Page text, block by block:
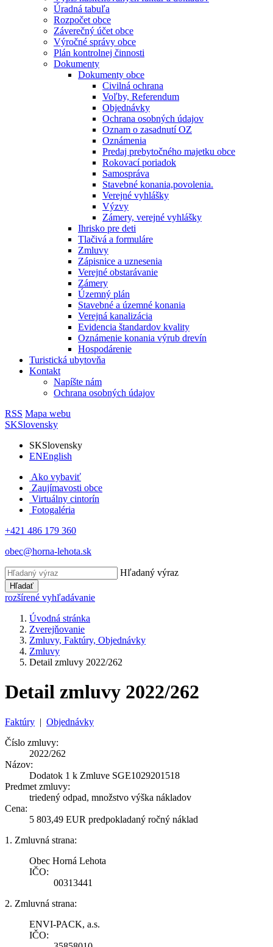
Úradná tabuľa
Rozpočet obce
Záverečný účet obce
Výročné správy obce
Plán kontrolnej činnosti
Dokumenty
Dokumenty obce
Civilná ochrana
Voľby, Referendum
Objednávky
Ochrana osobných údajov
Oznam o zasadnutí OZ
Oznámenia
Predaj prebytočného majetku obce
Rokovací poriadok
Samospráva
Stavebné konania,povolenia.
Verejné vyhlášky
Výzvy
Zámery, verejné vyhlášky
Ihrisko pre deti
Tlačivá a formuláre
Zmluvy
Zápisnice a uznesenia
Verejné obstarávanie
Zámery
Územný plán
Stavebné a územné konania
Verejná kanalizácia
Evidencia štandardov kvality
Oznámenie konania výrub drevín
Hospodárenie
Turistická ubytovňa
Kontakt
Napíšte nám
Ochrana osobných údajov
RSS Mapa webu
SKSlovensky
SKSlovensky
ENEnglish
Ako vybaviť
Zaujímavosti obce
Virtuálny cintorín
Fotogaléria
+421 486 179 360
obec@horna-lehota.sk
Hľadaný výraz
Hľadať
rozšírené vyhľadávanie
Úvodná stránka
Zverejňovanie
Zmluvy, Faktúry, Objednávky
Zmluvy
Detail zmluvy 2022/262
Detail zmluvy 2022/262
Faktúry | Objednávky
Číslo zmluvy:
2022/262
Názov:
Dodatok 1 k Zmluve SGE1029201518
Predmet zmluvy:
triedený odpad, množstvo výška nákladov
Cena:
5 803,49 EUR predpokladaný ročný náklad
1. Zmluvná strana:
Obec Horná Lehota
IČO:
00313441
2. Zmluvná strana:
ENVI-PACK, a.s.
IČO: